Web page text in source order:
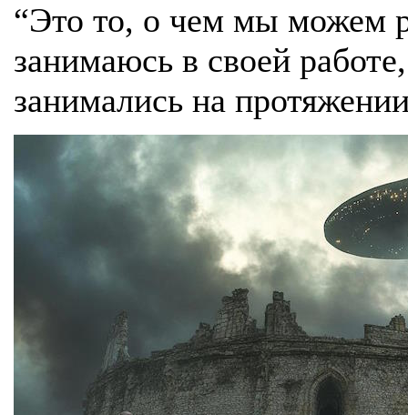
“Это то, о чем мы можем
занимаюсь в своей
занимались на